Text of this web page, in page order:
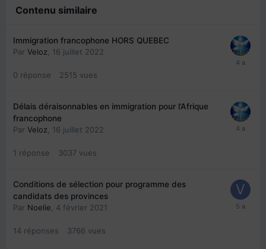
Contenu similaire
Immigration francophone HORS QUEBEC
Par Veloz 16 juillet 2022
0 réponse 2515 vues
Délais déraisonnables en immigration pour l’Afrique
francophone
Par Veloz 16 juillet 2022
1 réponse 3037 vues
Conditions de sélection pour programme des
candidats des provinces
Par Noelie 4 février 2021
14 réponses 3766 vues